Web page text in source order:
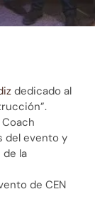
dedicado al
del evento y
la
de CEN